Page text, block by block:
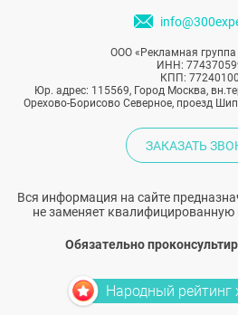
ООО «Рекламная
ИНН:
КПП:
Юр. адрес: 115569, Город Москва,
Орехово-Борисово Северное, проезд
ЗАКАЗАТЬ
Вся информация на сайте
не заменяет
Обязательно
Народный рейтинг